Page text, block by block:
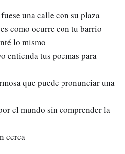
una calle con su plaza
como ocurre con tu barrio
lo mismo
entienda tus poemas para
que puede pronunciar una
el mundo sin comprender la
cerca